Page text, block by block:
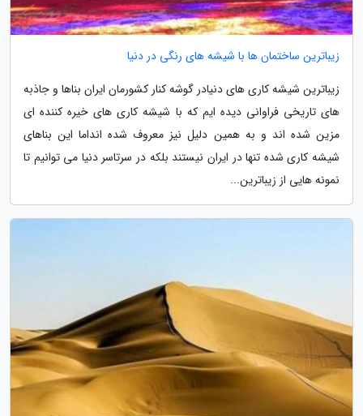
زیباترین ساختمان ها با شیشه های رنگی در دنیا
زیباترین شیشه کاری های دنیادر گوشه کنار کشورمان ایران بناها و جاذبه
های تاریخی فراوانی دیده ایم که با شیشه کاری های خیره کننده ای
مزین شده اند و به همین دلیل نیز معروف شده انداما این بناهای
شیشه کاری شده تنها در ایران نیستند بلکه در سرتاسر دنیا می توانیم تا
نمونه هایی از زیباترین...